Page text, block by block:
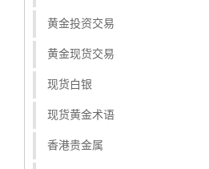
黄金投资交易
黄金现货交易
现货白银
现货黄金术语
香港贵金属